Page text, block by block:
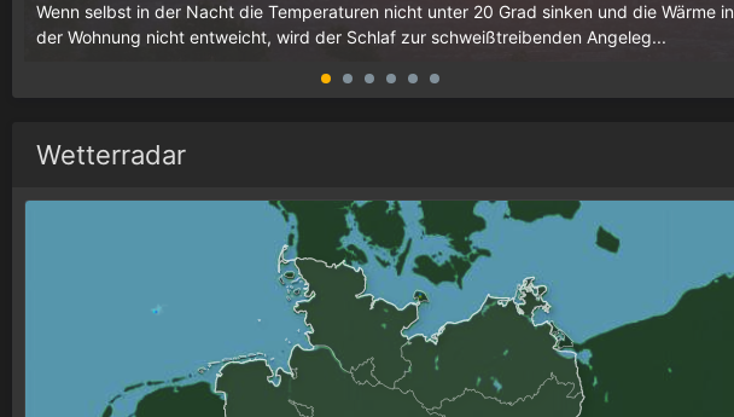
Wenn selbst in der Nacht die Temperaturen nicht unter 20 Grad sinken und die Wärme in
der Wohnung nicht entweicht, wird der Schlaf zur schweißtreibenden Angeleg...
Wetterradar